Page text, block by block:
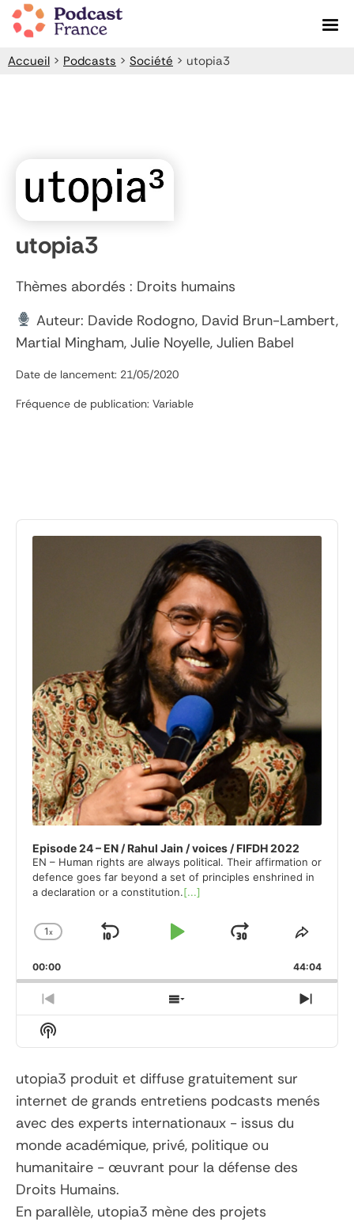
Skip
to
content
Accueil > Podcasts > Société > utopia3
utopia3
Thèmes abordés : Droits humains
Auteur: Davide Rodogno, David Brun-Lambert,
Martial Mingham, Julie Noyelle, Julien Babel
Date de lancement: 21/05/2020
Fréquence de publication: Variable
Audio
Player
Episode 24 – EN / Rahul Jain / voices / FIFDH 2022
EN – Human rights are always political. Their affirmation or
defence goes far beyond a set of principles enshrined in
a declaration or a constitution.[...]
Change
Rate
1x
Skip
Play
Jump
Forward
Share
00:00 44:04
Previous
Episode
Show
Episodes
Next
Show
Podcast
utopia3 produit et diffuse gratuitement sur
internet de grands entretiens podcasts menés
avec des experts internationaux - issus du
monde académique, privé, politique ou
humanitaire - œuvrant pour la défense des
Droits Humains.
En parallèle, utopia3 mène des projets